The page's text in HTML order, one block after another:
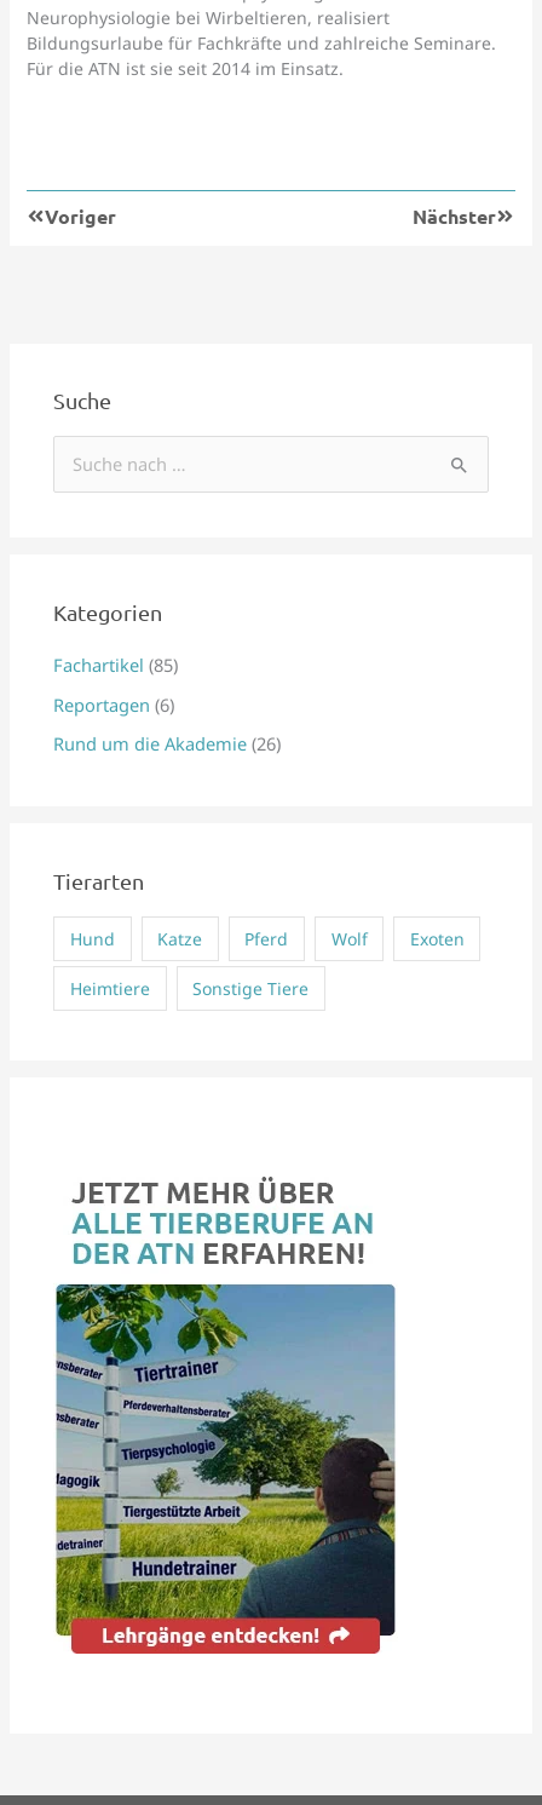
Neurophysiologie bei Wirbeltieren, realisiert
Bildungsurlaube für Fachkräfte und zahlreiche Seminare.
Für die ATN ist sie seit 2014 im Einsatz.
Voriger Nächster
Suche
e
n
a
c
Kategorien
Fachartikel (85)
Reportagen (6)
Rund um die Akademie (26)
Tierarten
Hund Katze Pferd Wolf Exoten
Heimtiere Sonstige Tiere